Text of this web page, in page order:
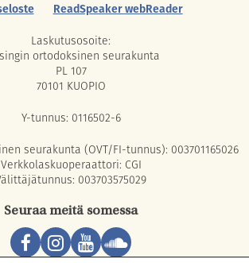
ReadSpeaker webReader
Laskutusosoite:
ortodoksinen seurakunta
PL 107
70101 KUOPIO
Y-tunnus: 0116502-6
seurakunta (OVT/FI-tunnus): 003701165026
Verkkolaskuoperaattori: CGI
003703575029
Seuraa meitä somessa